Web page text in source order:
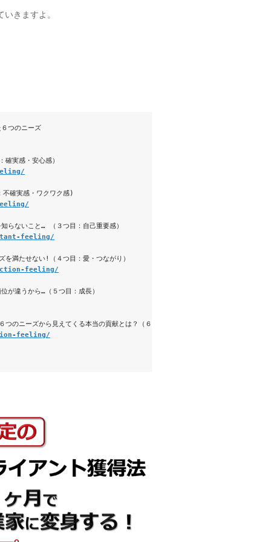
きますよ。
つのニーズ
実感・安心感）
不確実感・ワクワク感)
らないこと… （３つ目：自己重要感）
feeling/
を満たせない!（４つ目：愛・つながり）
feeling/
が違うから…（５つ目：成長）
つのニーズから見えてくる本当の貢献とは？（６つ目：貢献）
feeling/